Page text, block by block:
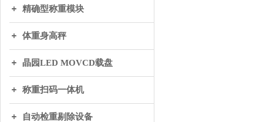
精确型称重模块
体重身高秤
晶园LED MOVCD载盘
称重扫码一体机
自动检重剔除设备